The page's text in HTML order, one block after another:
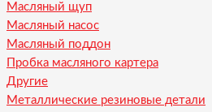
Масляный щуп
Масляный насос
Масляный поддон
Пробка масляного картера
Другие
Металлические резиновые детали